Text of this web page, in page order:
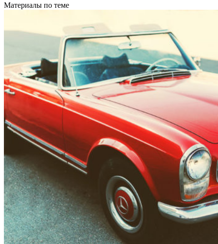
Материалы по теме